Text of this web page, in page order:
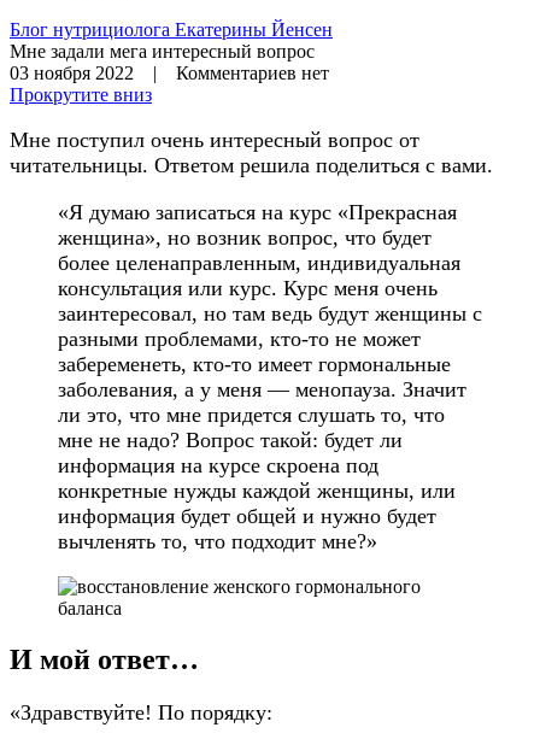
Блог нутрициолога Екатерины Йенсен
Мне задали мега интересный вопрос
03 ноября 2022 | Комментариев нет
Прокрутите вниз
Мне поступил очень интересный вопрос от
читательницы. Ответом решила поделиться с вами.
«Я думаю записаться на курс «Прекрасная
женщина», но возник вопрос, что будет
более целенаправленным, индивидуальная
консультация или курс. Курс меня очень
заинтересовал, но там ведь будут женщины с
разными проблемами, кто-то не может
забеременеть, кто-то имеет гормональные
заболевания, а у меня — менопауза. Значит
ли это, что мне придется слушать то, что
мне не надо? Вопрос такой: будет ли
информация на курсе скроена под
конкретные нужды каждой женщины, или
информация будет общей и нужно будет
вычленять то, что подходит мне?»
И мой ответ…
«Здравствуйте! По порядку: